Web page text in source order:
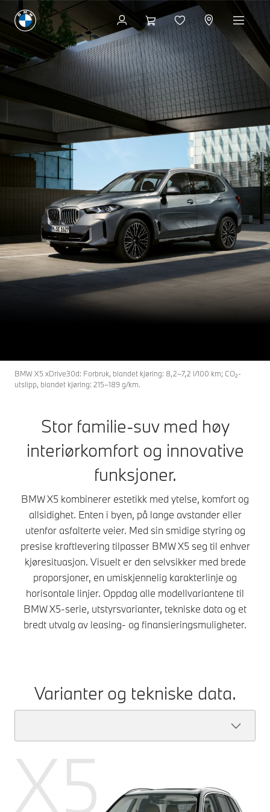
X5
Modellene til BMW X5.
BMW X5 xDrive30d: Forbruk, blandet kjøring: 8,2–7,2 l/100 km; CO₂-
utslipp, blandet kjøring: 215–189 g/km.
Få et pristilbud
Stor familie-suv med høy
interiørkomfort og innovative
funksjoner.
BMW X5 kombinerer estetikk med ytelse, komfort og
allsidighet. Enten i byen, på lange avstander eller
utenfor asfalterte veier. Med sin smidige styring og
presise kraftlevering tilpasser BMW X5 seg til enhver
kjøresituasjon. Visuelt er den selvsikker med brede
proporsjoner, en umiskjennelig karakterlinje og
horisontale linjer. Oppdag alle modellvariantene til
BMW X5-serie, utstyrsvarianter, tekniske data og et
bredt utvalg av leasing- og finansieringsmuligheter.
Varianter og tekniske data.
X5